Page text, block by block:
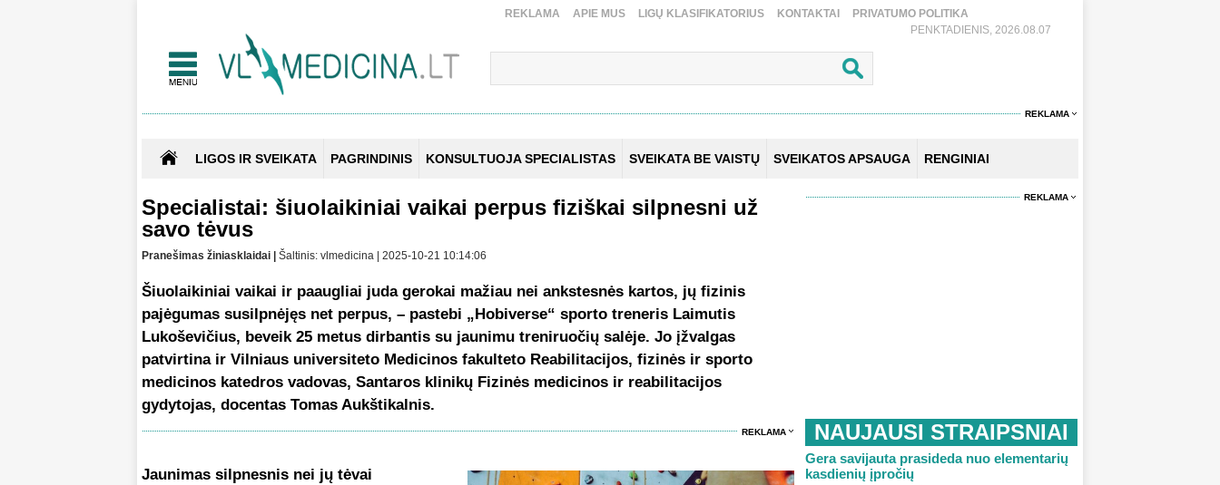
REKLAMA APIE MUS LIGŲ KLASIFIKATORIUS KONTAKTAI
PRIVATUMO POLITIKA
PENKTADIENIS, 2026.08.07
REKLAMA
LIGOS IR SVEIKATA PAGRINDINIS KONSULTUOJA SPECIALISTAS SVEIKATA BE VAISTŲ SVEIKATOS APSAUGA RENGINIAI
Specialistai: šiuolaikiniai vaikai perpus fiziškai silpnesni už
savo tėvus
Pranešimas žiniasklaidai | Šaltinis: vlmedicina | 2025-10-21 10:14:06
Šiuolaikiniai vaikai ir paaugliai juda gerokai mažiau nei ankstesnės kartos, jų fizinis
pajėgumas susilpnėjęs net perpus, – pastebi „Hobiverse“ sporto treneris Laimutis
Lukoševičius, beveik 25 metus dirbantis su jaunimu treniruočių salėje. Jo įžvalgas
patvirtina ir Vilniaus universiteto Medicinos fakulteto Reabilitacijos, fizinės ir sporto
medicinos katedros vadovas, Santaros klinikų Fizinės medicinos ir reabilitacijos
gydytojas, docentas Tomas Aukštikalnis.
REKLAMA
Jaunimas silpnesnis nei jų tėvai
REKLAMA
NAUJAUSI STRAIPSNIAI
Gera savijauta prasideda nuo elementarių
kasdienių įpročių